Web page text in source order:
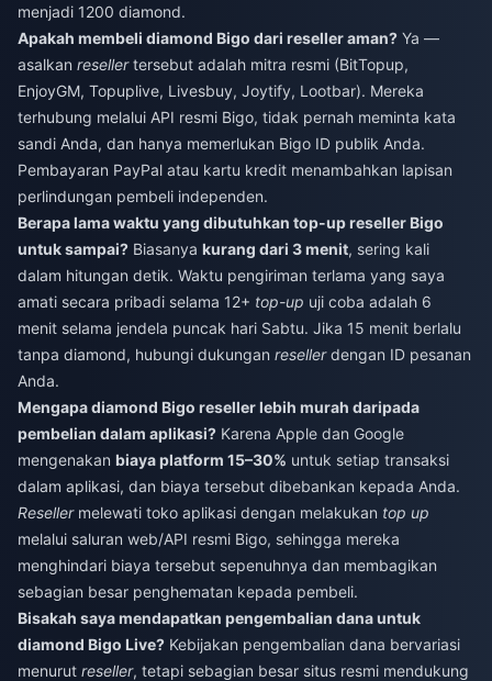
menjadi 1200 diamond.
Apakah membeli diamond Bigo dari reseller aman? Ya —
asalkan resellertersebut adalah mitra resmi (BitTopup,
EnjoyGM, Topuplive, Livesbuy, Joytify, Lootbar). Mereka
terhubung melalui API resmi Bigo, tidak pernah meminta kata
sandi Anda, dan hanya memerlukan Bigo ID publik Anda.
Pembayaran PayPal atau kartu kredit menambahkan lapisan
perlindungan pembeli independen.
Berapa lama waktu yang dibutuhkan top-up reseller Bigo
untuk sampai? Biasanya kurang dari 3 menit, sering kali
dalam hitungan detik. Waktu pengiriman terlama yang saya
amati secara pribadi selama 12+ top-up uji coba adalah 6
menit selama jendela puncak hari Sabtu. Jika 15 menit berlalu
tanpa diamond, hubungi dukungan resellerdengan ID pesanan
Anda.
Mengapa diamond Bigo reseller lebih murah daripada
pembelian dalam aplikasi? Karena Apple dan Google
mengenakan biaya platform 15–30% untuk setiap transaksi
dalam aplikasi, dan biaya tersebut dibebankan kepada Anda.
Resellermelewati toko aplikasi dengan melakukan top up
melalui saluran web/API resmi Bigo, sehingga mereka
menghindari biaya tersebut sepenuhnya dan membagikan
sebagian besar penghematan kepada pembeli.
Bisakah saya mendapatkan pengembalian dana untuk
diamond Bigo Live? Kebijakan pengembalian dana bervariasi
menurut reseller, tetapi sebagian besar situs resmi mendukung